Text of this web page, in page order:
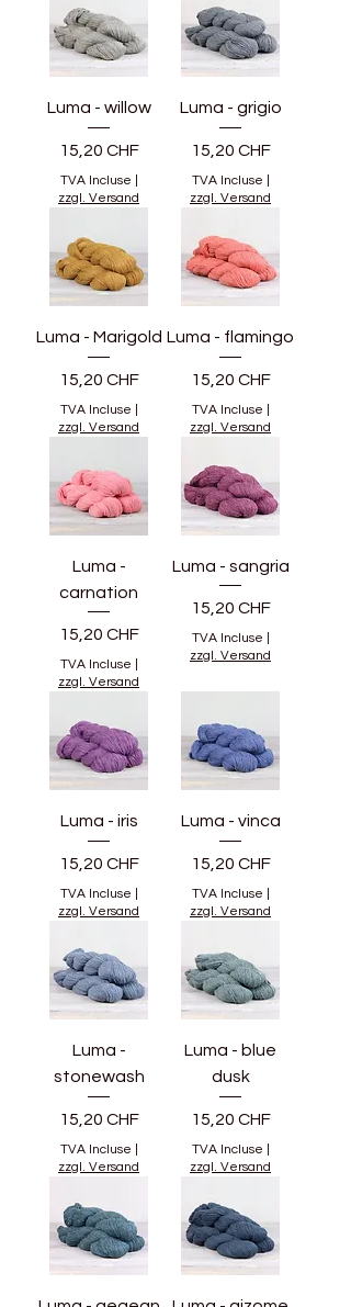
Luma - willow
Prix
15,20 CHF
TVA Incluse
zzgl. Versand
Luma - grigio
Prix
15,20 CHF
TVA Incluse
zzgl. Versand
Luma - Marigold
Prix
15,20 CHF
TVA Incluse
zzgl. Versand
Luma - flamingo
Prix
15,20 CHF
TVA Incluse
zzgl. Versand
Luma -
carnation
Prix
15,20 CHF
TVA Incluse
zzgl. Versand
Luma - sangria
Prix
15,20 CHF
TVA Incluse
zzgl. Versand
Luma - iris
Prix
15,20 CHF
TVA Incluse
zzgl. Versand
Luma - vinca
Prix
15,20 CHF
TVA Incluse
zzgl. Versand
Luma -
stonewash
Prix
15,20 CHF
TVA Incluse
zzgl. Versand
Luma - blue
dusk
Prix
15,20 CHF
TVA Incluse
zzgl. Versand